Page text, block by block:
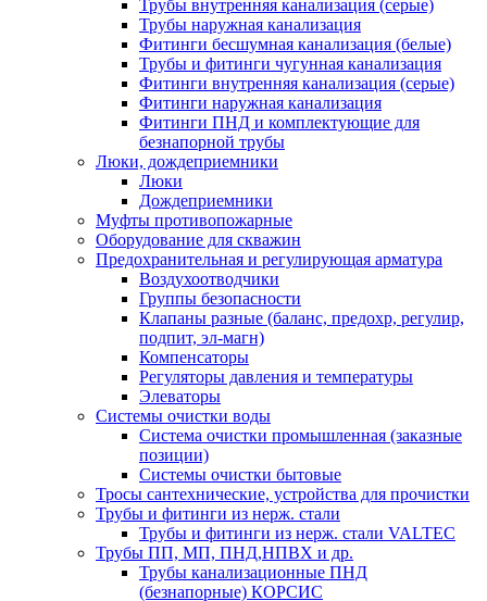
Трубы внутренняя канализация (серые)
Трубы наружная канализация
Фитинги бесшумная канализация (белые)
Трубы и фитинги чугунная канализация
Фитинги внутренняя канализация (серые)
Фитинги наружная канализация
Фитинги ПНД и комплектующие для
безнапорной трубы
Люки, дождеприемники
Люки
Дождеприемники
Муфты противопожарные
Оборудование для скважин
Предохранительная и регулирующая арматура
Воздухоотводчики
Группы безопасности
Клапаны разные (баланс, предохр, регулир,
подпит, эл-магн)
Компенсаторы
Регуляторы давления и температуры
Элеваторы
Системы очистки воды
Система очистки промышленная (заказные
позиции)
Системы очистки бытовые
Тросы сантехнические, устройства для прочистки
Трубы и фитинги из нерж. стали
Трубы и фитинги из нерж. стали VALTEC
Трубы ПП, МП, ПНД,НПВХ и др.
Трубы канализационные ПНД
(безнапорные) КОРСИС